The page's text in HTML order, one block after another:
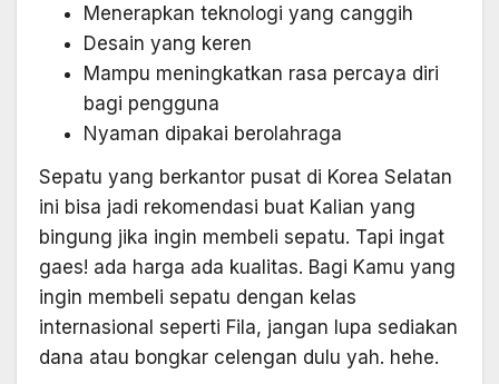
Menerapkan teknologi yang canggih
Desain yang keren
Mampu meningkatkan rasa percaya diri
bagi pengguna
Nyaman dipakai berolahraga
Sepatu yang berkantor pusat di Korea Selatan
ini bisa jadi rekomendasi buat Kalian yang
bingung jika ingin membeli sepatu. Tapi ingat
gaes! ada harga ada kualitas. Bagi Kamu yang
ingin membeli sepatu dengan kelas
internasional seperti Fila, jangan lupa sediakan
dana atau bongkar celengan dulu yah. hehe.